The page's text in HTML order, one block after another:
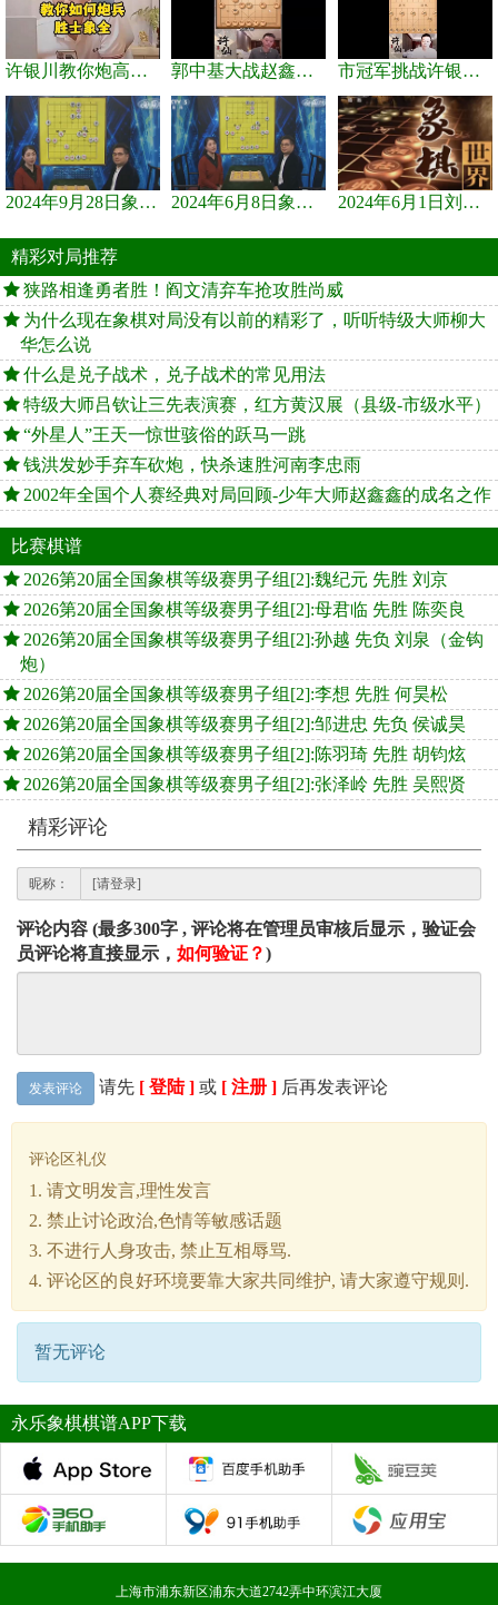
许银川教你炮高兵士象全如何赢士象全，简单四步即可 郭中基大战赵鑫鑫，许银川激情讲解 市冠军挑战许银川，急进中兵变化真激烈！
2024年9月28日象棋世界栏目，刘君、蒋川讲解了第九届杨官璘杯象棋... 2024年6月8日象棋世界，刘君、蒋川讲解了第九届杨官璘杯全国象棋... 2024年6月1日刘君、蒋川讲解第三届上海杯象棋大师赛谢靖与李少庚...
精彩对局推荐
狭路相逢勇者胜！阎文清弃车抢攻胜尚威
为什么现在象棋对局没有以前的精彩了，听听特级大师柳大
华怎么说
什么是兑子战术，兑子战术的常见用法
特级大师吕钦让三先表演赛，红方黄汉展（县级-市级水平）
“外星人”王天一惊世骇俗的跃马一跳
钱洪发妙手弃车砍炮，快杀速胜河南李忠雨
2002年全国个人赛经典对局回顾-少年大师赵鑫鑫的成名之作
比赛棋谱
2026第20届全国象棋等级赛男子组[2]:魏纪元 先胜 刘京
2026第20届全国象棋等级赛男子组[2]:母君临 先胜 陈奕良
2026第20届全国象棋等级赛男子组[2]:孙越 先负 刘泉（金钩
炮）
2026第20届全国象棋等级赛男子组[2]:李想 先胜 何昊松
2026第20届全国象棋等级赛男子组[2]:邹进忠 先负 侯诚昊
2026第20届全国象棋等级赛男子组[2]:陈羽琦 先胜 胡钧炫
2026第20届全国象棋等级赛男子组[2]:张泽岭 先胜 吴熙贤
精彩评论
昵称：
评论内容 (最多300字 , 评论将在管理员审核后显示，验证会
员评论将直接显示， 如何验证？)
发表评论 请先 [ 登陆 ] 或 [ 注册 ] 后再发表评论
评论区礼仪
1. 请文明发言,理性发言
2. 禁止讨论政治,色情等敏感话题
3. 不进行人身攻击, 禁止互相辱骂.
4. 评论区的良好环境要靠大家共同维护, 请大家遵守规则.
暂无评论
永乐象棋棋谱APP下载
上海市浦东新区浦东大道2742弄中环滨江大厦